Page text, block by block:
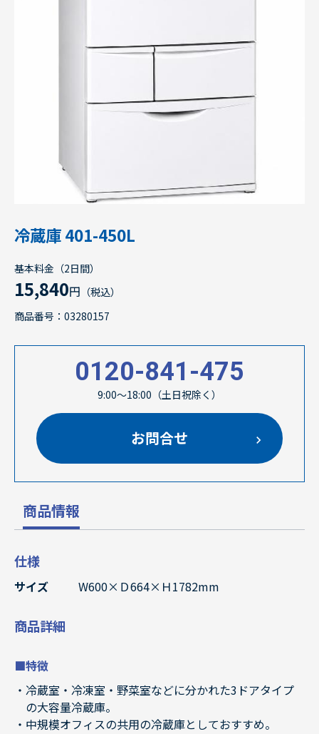
冷蔵庫 401-450L
基本料金（2日間）
15,840円 （税込）
商品番号：03280157
0120-841-475
9:00～18:00（土日祝除く）
お問合せ
商品情報
仕様
サイズ W600×Ｄ664×Ｈ1782mm
商品詳細
■特徴
冷蔵室・冷凍室・野菜室などに分かれた3ドアタイプ
の大容量冷蔵庫。
中規模オフィスの共用の冷蔵庫としておすすめ。